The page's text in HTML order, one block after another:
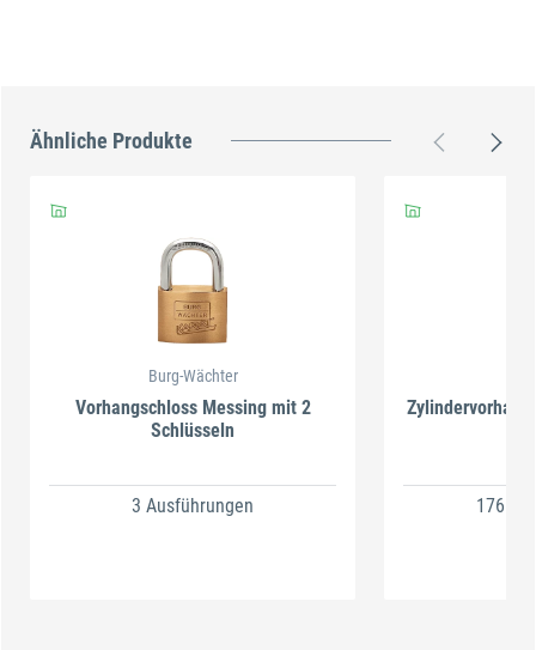
Ähnliche Produkte
Burg-Wächter
Vorhangschloss Messing mit 2
Schlüsseln
3 Ausführungen 176